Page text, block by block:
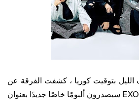
الليل بتوقيت كوريا ، كشفت الفرقة عن
إعلان تشويقي أظهر أن EXO سيصدرون ألبومًا خاصًا جديدًا بعنوان